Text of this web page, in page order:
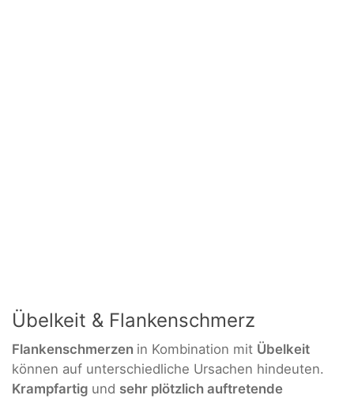
Übelkeit & Flankenschmerz
Flankenschmerzen in Kombination mit Übelkeit
können auf unterschiedliche Ursachen hindeuten.
Krampfartig und sehr plötzlich auftretende